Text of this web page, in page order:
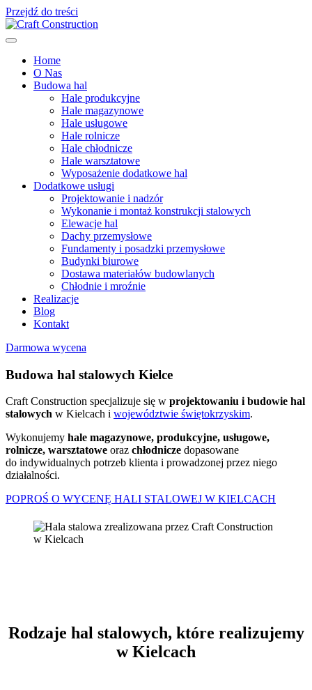
Przejdź do treści
Home
O Nas
Budowa hal
Hale produkcyjne
Hale magazynowe
Hale usługowe
Hale rolnicze
Hale chłodnicze
Hale warsztatowe
Wyposażenie dodatkowe hal
Dodatkowe usługi
Projektowanie i nadzór
Wykonanie i montaż konstrukcji stalowych
Elewacje hal
Dachy przemysłowe
Fundamenty i posadzki przemysłowe
Budynki biurowe
Dostawa materiałów budowlanych
Chłodnie i mroźnie
Realizacje
Blog
Kontakt
Darmowa wycena
Budowa hal stalowych Kielce
Craft Construction specjalizuje się w projektowaniu i budowie hal
stalowych w Kielcach i województwie świętokrzyskim.
Wykonujemy hale magazynowe, produkcyjne, usługowe,
rolnicze, warsztatowe oraz chłodnicze dopasowane
do indywidualnych potrzeb klienta i prowadzonej przez niego
działalności.
POPROŚ O WYCENĘ HALI STALOWEJ W KIELCACH
Rodzaje hal stalowych, które realizujemy
w Kielcach